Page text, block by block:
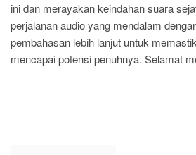
ini dan merayakan keindahan suara
perjalanan audio yang mendalam
pembahasan lebih lanjut untuk
mencapai potensi penuhnya. Selamat